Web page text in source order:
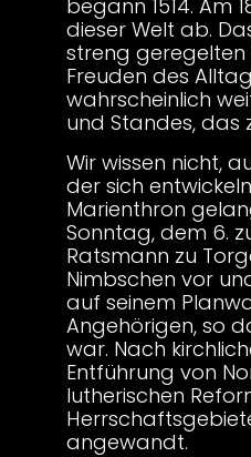
begann 1514. Am
dieser Welt ab.
streng geregelten
Freuden des
wahrscheinlich
und Standes, das
Wir wissen nicht,
der sich
Marienthron
Sonntag, dem 6.
Ratsmann zu
Nimbschen vor
auf seinem
Angehörigen, so
war. Nach
Entführung von
lutherischen
angewandt.